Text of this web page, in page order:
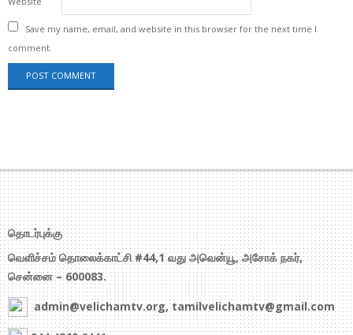
Save my name, email, and website in this browser for the next time I
comment.
தொடர்புக்கு
வெளிச்சம் தொலைக்காட்சி #44,1 வது அவென்யூ, அசோக் நகர்,
சென்னை – 600083.
admin@velichamtv.org, tamilvelichamtv@gmail.com